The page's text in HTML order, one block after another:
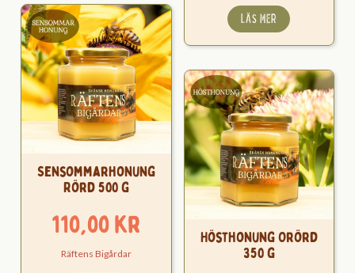
LÄS MER
Sensommarhonung
Rörd 500 g
110,00kr
Räftens Bigårdar
Hösthonung Orörd
350 g